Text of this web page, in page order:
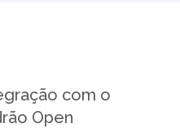
com o
Open